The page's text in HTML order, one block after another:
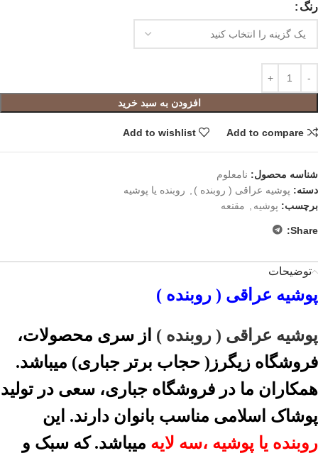
رنگ
افزودن به سبد خرید
Add to compare
Add to wishlist
شناسه محصول: نامعلوم
دسته: پوشیه عراقی ( روبنده )
روبنده یا پوشیه
برچسب: پوشیه مقنعه
Share:
توضیحات
پوشیه عراقی ( روبنده )
پوشیه عراقی ( روبنده ) از سری محصولات،
فروشگاه زیگرز( حجاب برتر جباری) میباشد.
همکاران ما در فروشگاه جباری، سعی در تولید
پوشاک اسلامی مناسب بانوان دارند. این
روبنده یا پوشیه ،سه لایه میباشد. که سبک و